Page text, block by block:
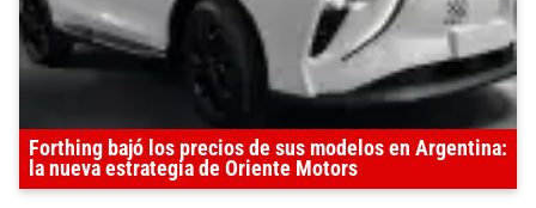
Forthing bajó los precios de sus modelos en Argentina:
la nueva estrategia de Oriente Motors